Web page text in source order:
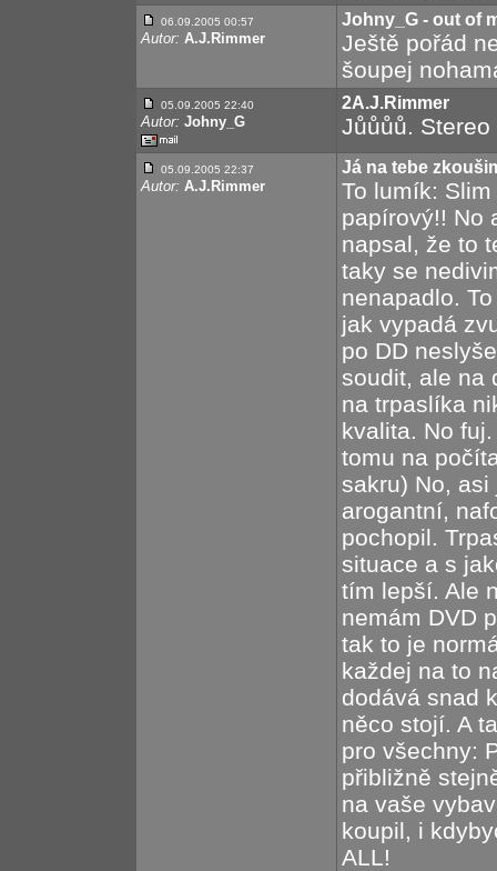
06.09.2005 00:57
Autor: A.J.Rimmer
Johny_G - out of
Ještě pořád
šoupej
05.09.2005 22:40
Autor: Johny_G
2A.J.Rimmer
Jůůůů.
05.09.2005 22:37
Autor: A.J.Rimmer
Já na tebe
To lumík:
papírový!! No
napsal, že to
taky se
nenapadlo.
jak vypadá
po DD
soudit, ale na
na trpaslíka
kvalita. No
tomu na
sakru) No,
arogantní,
pochopil.
situace a s
tím lepší. Ale
nemám DVD
tak to je
každej na to
dodává snad
něco stojí. A
pro všechny:
přibližně
na vaše
koupil, i
ALL!